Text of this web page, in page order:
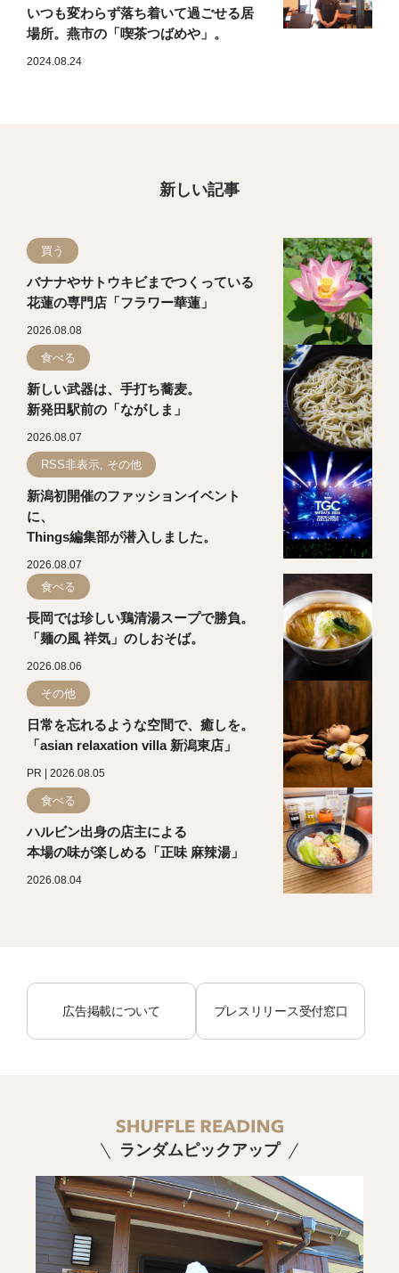
いつも変わらず落ち着いて過ごせる居
場所。燕市の「喫茶つばめや」。
2024.08.24
新しい記事
買う
バナナやサトウキビまでつくっている
花蓮の専門店「フラワー華蓮」
2026.08.08
食べる
新しい武器は、手打ち蕎麦。
新発田駅前の「ながしま」
2026.08.07
RSS非表示, その他
新潟初開催のファッションイベント
に、
Things編集部が潜入しました。
2026.08.07
食べる
長岡では珍しい鶏清湯スープで勝負。
「麺の風 祥気」のしおそば。
2026.08.06
その他
日常を忘れるような空間で、癒しを。
「asian relaxation villa 新潟東店」
PR | 2026.08.05
食べる
ハルビン出身の店主による
本場の味が楽しめる「正味 麻辣湯」
2026.08.04
広告掲載について プレスリリース受付窓口
ランダムピックアップ